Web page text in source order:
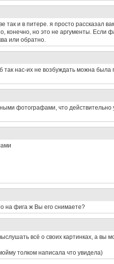
и в питере. я просто рассказал
но это не аргументы. Если
или обратно.
нас-их не возбуждать можна
фотографами, что
на фига ж Вы его снимаете?
всё о своих картинках, а вы
толком написала что увидела)